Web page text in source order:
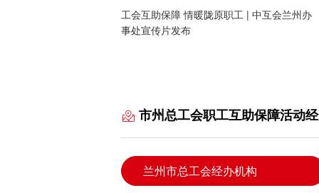
工会互助保障 情暖陇原职工 | 中互会兰州办
事处宣传片发布
市州总工会职工互助保障活动
兰州市总工会经办机构